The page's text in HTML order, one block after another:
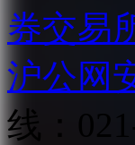
券交易
沪公网
线：